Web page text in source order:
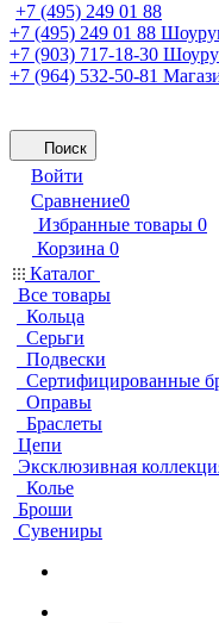
+7 (495) 249 01 88
+7 (495) 249 01 88
+7 (903) 717-18-30
+7 (964) 532-50-81
Поиск
Войти
Сравнение0
Избранные товары 0
Корзина 0
Каталог
Все товары
Кольца
Серьги
Подвески
Сертифицированные
Оправы
Браслеты
Цепи
Эксклюзивная
Колье
Броши
Сувениры